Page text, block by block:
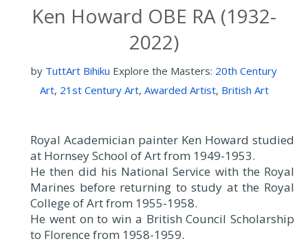
Ken Howard OBE RA (1932-
2022)
by TuttArt Bihiku Explore the Masters: 20th Century
Art, 21st Century Art, Awarded Artist, British Art
Royal Academician painter Ken Howard studied
at Hornsey School of Art from 1949-1953.
He then did his National Service with the Royal
Marines before returning to study at the Royal
College of Art from 1955-1958.
He went on to win a British Council Scholarship
to Florence from 1958-1959.